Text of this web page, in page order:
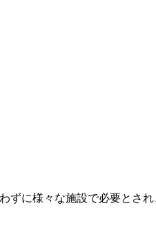
ずに様々な施設で必要とさ